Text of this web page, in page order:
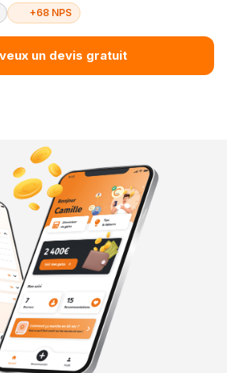
+68 NPS
un devis gratuit